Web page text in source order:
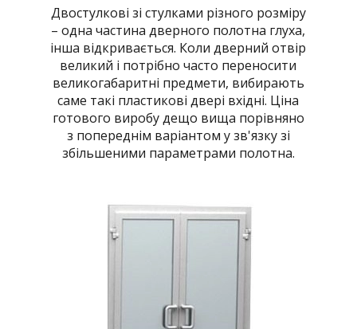
Двостулкові зі стулками різного розміру
– одна частина дверного полотна глуха,
інша відкривається. Коли дверний отвір
великий і потрібно часто переносити
великогабаритні предмети, вибирають
саме такі пластикові двері вхідні. Ціна
готового виробу дещо вища порівняно
з попереднім варіантом у зв'язку зі
збільшеними параметрами полотна.